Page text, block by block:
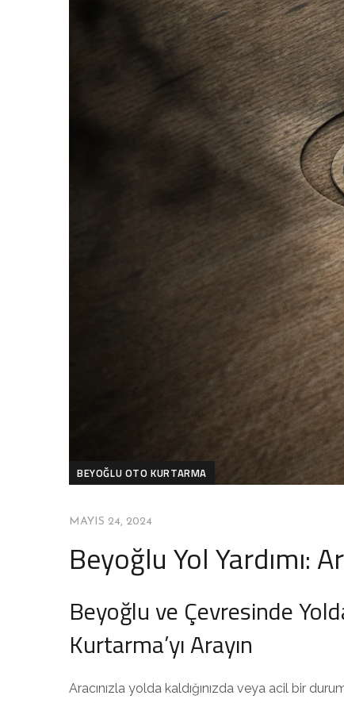
BEYOĞLU OTO KURTARMA
MAYIS 24, 2024
Beyoğlu Yol Yardımı:
Beyoğlu ve Çevresinde
Kurtarma’yı Arayın
Aracınızla yolda kaldığınızda veya acil bir